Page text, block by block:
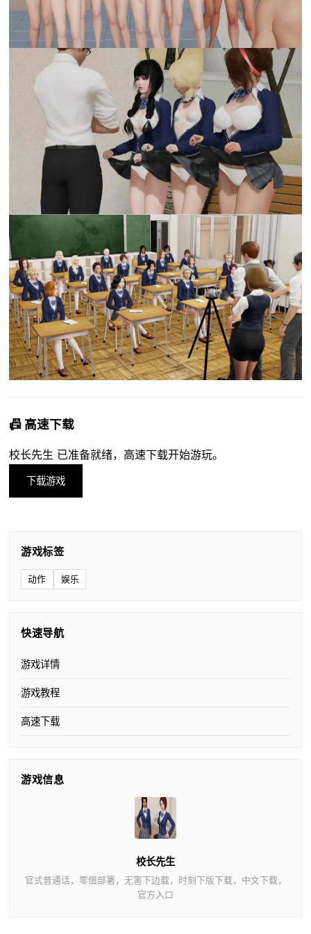
📠 高速下载
校长先生 已准备就绪，高速下载开始游玩。
下载游戏
游戏标签
动作 娱乐
快速导航
游戏详情
游戏教程
高速下载
游戏信息
校长先生
官式普通话，零偿部署，无害下边载，时刻下版下载，中文下载，
官方入口